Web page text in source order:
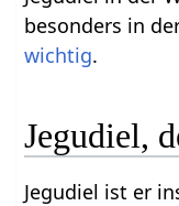
besonders in
wichtig.
Jegudiel,
Jegudiel ist er